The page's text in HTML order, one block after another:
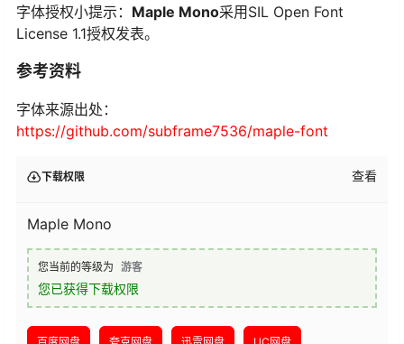
字体授权小提示： Maple Mono采用SIL Open Font
License 1.1授权发表。
参考资料
字体来源出处：
https://github.com/subframe7536/maple-font
下载权限 查看
Maple Mono
您当前的等级为 游客
您已获得下载权限